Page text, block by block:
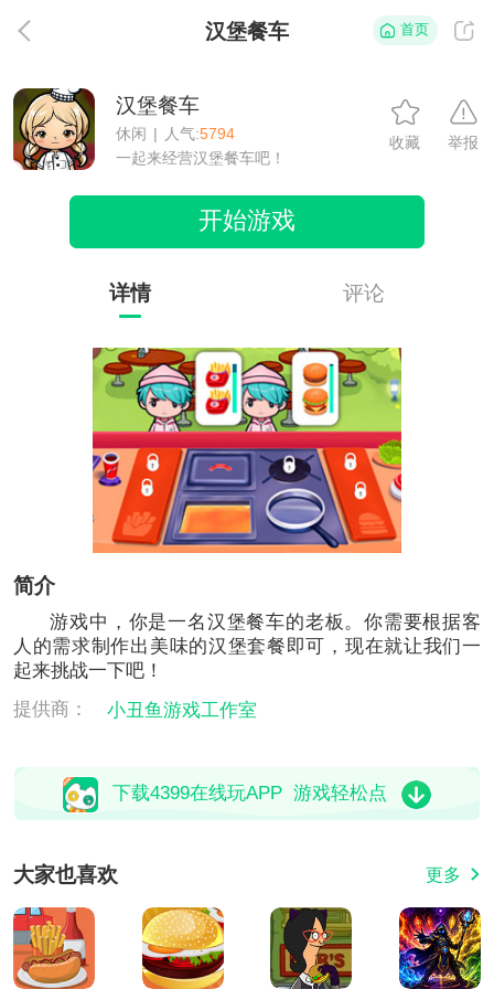
汉堡餐车 首页
汉堡餐车
休闲 | 人气:5794
一起来经营汉堡餐车吧！
收藏 举报
开始游戏
详情 评论
简介
游戏中，你是一名汉堡餐车的老板。你需要根据客
人的需求制作出美味的汉堡套餐即可，现在就让我们一
起来挑战一下吧！
提供商：
小丑鱼游戏工作室
下载4399在线玩APP 游戏轻松点
大家也喜欢 更多